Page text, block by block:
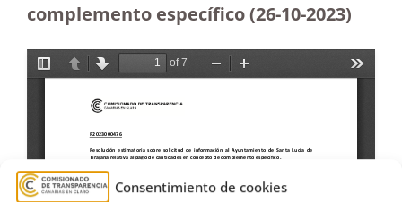
Consentimiento de cookies
complemento específico (26-10-2023)